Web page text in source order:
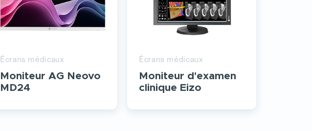
Écrans médicaux
Moniteur AG Neovo
MD24
Écrans médicaux
Moniteur d'examen
clinique Eizo